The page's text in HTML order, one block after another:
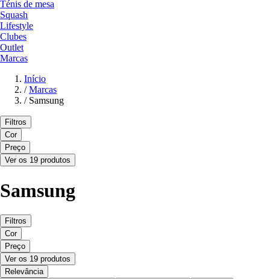
Ténis de mesa
Squash
Lifestyle
Clubes
Outlet
Marcas
Início
/ Marcas
/ Samsung
Filtros
Cor
Preço
Ver os 19 produtos
Samsung
Filtros
Cor
Preço
Ver os 19 produtos
Relevância